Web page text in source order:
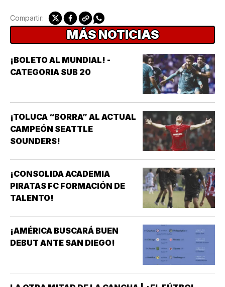
Compartir:
MÁS NOTICIAS
¡BOLETO AL MUNDIAL! -
CATEGORIA SUB 20
¡TOLUCA “BORRA” AL ACTUAL
CAMPEÓN SEATTLE
SOUNDERS!
¡CONSOLIDA ACADEMIA
PIRATAS FC FORMACIÓN DE
TALENTO!
¡AMÉRICA BUSCARÁ BUEN
DEBUT ANTE SAN DIEGO!